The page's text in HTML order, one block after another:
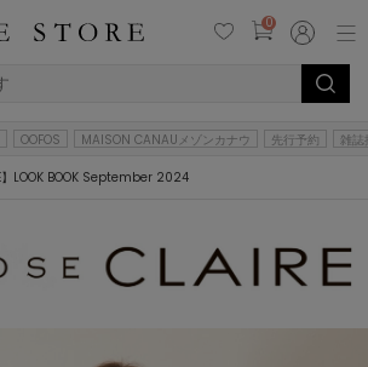
0
OOFOS MAISON CANAUメゾンカナウ 先行予約 雑誌
】LOOK BOOK September 2024